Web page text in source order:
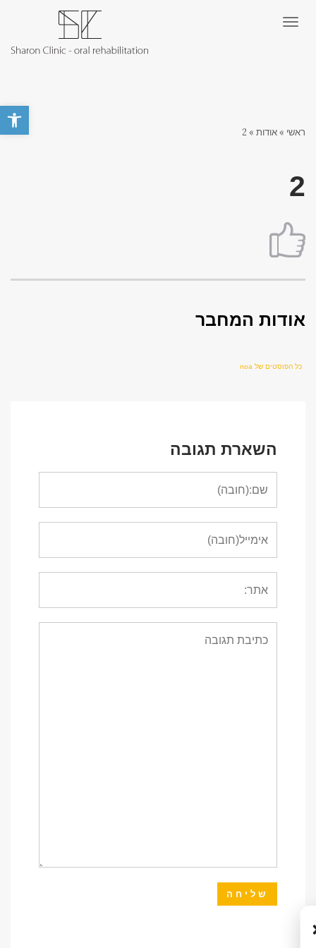
פתח
תפריט
ראשי »אודות »
2
2
אודות המחבר
כל הפוסטים של noa
השארת תגובה